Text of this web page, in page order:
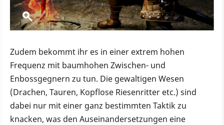
Zudem bekommt ihr es in einer extrem hohen
Frequenz mit baumhohen Zwischen- und
Enbossgegnern zu tun. Die gewaltigen Wesen
(Drachen, Tauren, Kopflose Riesenritter etc.) sind
dabei nur mit einer ganz bestimmten Taktik zu
knacken, was den Auseinandersetzungen eine